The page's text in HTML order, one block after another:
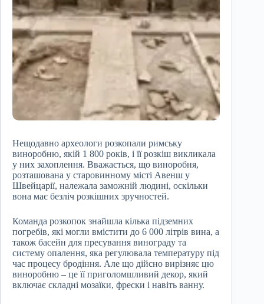
Нещодавно археологи розкопали римську
виноробню, якій 1 800 років, і її розкіш викликала
у них захоплення. Вважається, що виноробня,
розташована у старовинному місті Авенш у
Швейцарії, належала заможній людині, оскільки
вона має безліч розкішних зручностей.
Команда розкопок знайшла кілька підземних
погребів, які могли вмістити до 6 000 літрів вина, а
також басейн для пресування винограду та
систему опалення, яка регулювала температуру під
час процесу бродіння. Але що дійсно вирізняє цю
виноробню – це її приголомшливий декор, який
включає складні мозаїки, фрески і навіть ванну.